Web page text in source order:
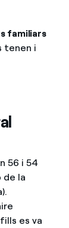
familiars
tenen i
56 i 54
de la
es va